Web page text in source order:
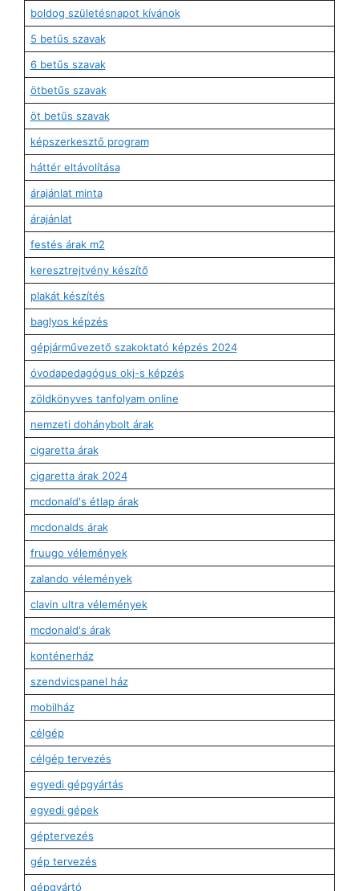
boldog születésnapot kívánok
5 betűs szavak
6 betűs szavak
ötbetűs szavak
öt betűs szavak
képszerkesztő program
háttér eltávolítása
árajánlat minta
árajánlat
festés árak m2
keresztrejtvény készítő
plakát készítés
baglyos képzés
gépjárművezető szakoktató képzés 2024
óvodapedagógus okj-s képzés
zöldkönyves tanfolyam online
nemzeti dohánybolt árak
cigaretta árak
cigaretta árak 2024
mcdonald's étlap árak
mcdonalds árak
fruugo vélemények
zalando vélemények
clavin ultra vélemények
mcdonald's árak
konténerház
szendvicspanel ház
mobilház
célgép
célgép tervezés
egyedi gépgyártás
egyedi gépek
géptervezés
gép tervezés
gépgyártó